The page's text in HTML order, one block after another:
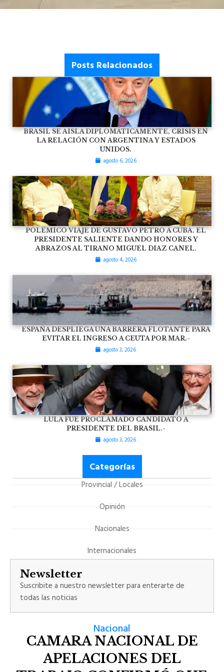
Nacional
CAMARA NACIONAL DE
APELACIONES DEL
Posts Relacionados
BRASIL SE AISLA DIPLOMÁTICAMENTE, CRISIS EN
LA RELACIÓN CON ARGENTINA Y ESTADOS
UNIDOS.
agosto 6, 2026
POLÉMICO VIAJE DE GUSTAVO PETRO A CUBA. EL
PRESIDENTE SALIENTE DANDO HONORES Y
ABRAZOS AL TIRANO MIGUEL DIAZ CANEL.
agosto 4, 2026
ESPAÑA DESPLIEGA UNA BARRERA FLOTANTE PARA
EVITAR EL INGRESO A CEUTA POR MAR.-
agosto 3, 2026
LULA FUE PROCLAMADO CANDIDATO A
PRESIDENTE DEL BRASIL.-
agosto 3, 2026
Categorías
Provincial / Locales
Opinión
Nacionales
Internacionales
Newsletter
Suscribite a nuestro newsletter para enterarte de
todas las noticias